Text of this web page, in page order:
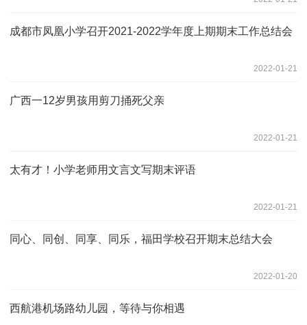
成都市凤凰小学召开2021-2022学年度上期期末工作总结会
2022-01-21
广西一12岁男孩用剪刀捅死父亲
2022-01-21
太有才！小学老师用文言文写期末评语
2022-01-21
同心、同创、同享、同乐，福田学校召开期末总结大会
2022-01-20
西航港机场路幼儿园，等待与你相遇